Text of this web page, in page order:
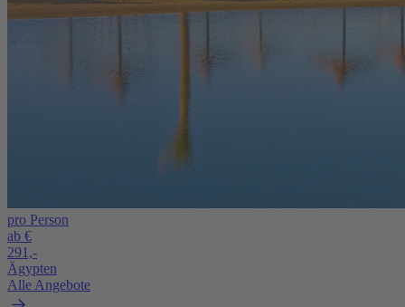
pro Person
ab €
291,-
Ägypten
Alle Angebote